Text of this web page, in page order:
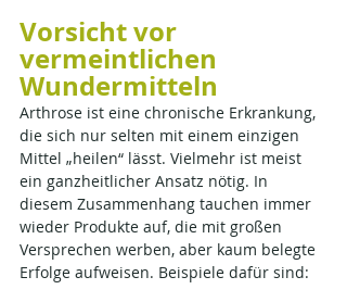
Vorsicht vor
vermeintlichen
Wundermitteln
Arthrose ist eine chronische Erkrankung,
die sich nur selten mit einem einzigen
Mittel „heilen“ lässt. Vielmehr ist meist
ein ganzheitlicher Ansatz nötig. In
diesem Zusammenhang tauchen immer
wieder Produkte auf, die mit großen
Versprechen werben, aber kaum belegte
Erfolge aufweisen. Beispiele dafür sind: